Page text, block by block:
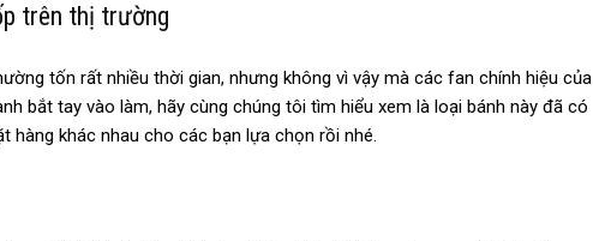
trên thị trường
tốn rất nhiều thời gian, nhưng không vì vậy mà các fan chính hiệu của
bắt tay vào làm, hãy cùng chúng tôi tìm hiểu xem là loại bánh này đã có
hàng khác nhau cho các bạn lựa chọn rồi nhé.